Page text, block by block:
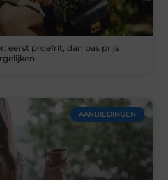
eerst proefrit, dan pas prijs
AANBIEDINGEN